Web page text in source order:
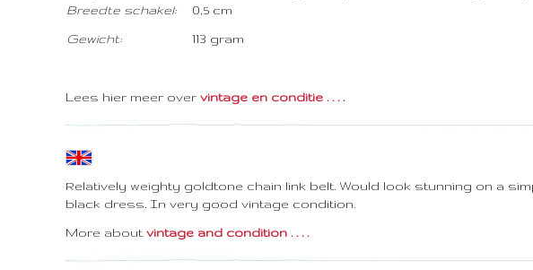
Breedte schakel:
Gewicht:
0,5 cm
113 gram
Lees hier meer over vintage en conditie . . . .
Relatively weighty goldtone chain link belt. Would look stunning on a
black dress. In very good vintage condition.
More about vintage and condition . . . .